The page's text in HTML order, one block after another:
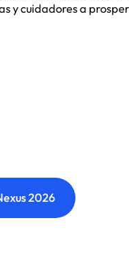
y cuidadores a
2026